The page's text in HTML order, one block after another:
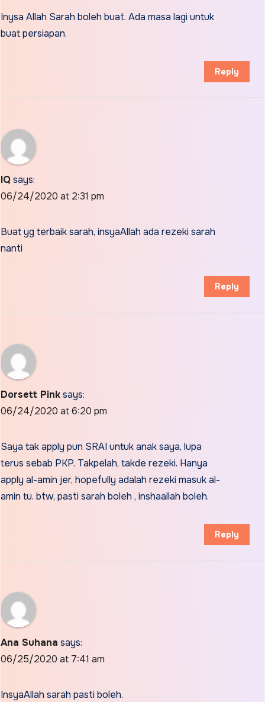
Inysa Allah Sarah boleh buat. Ada masa lagi untuk
buat persiapan.
Reply
IQsays:
06/24/2020 at 2:31 pm
Buat yg terbaik sarah, insyaAllah ada rezeki sarah
nanti
Reply
Dorsett Pinksays:
06/24/2020 at 6:20 pm
Saya tak apply pun SRAI untuk anak saya, lupa
terus sebab PKP. Takpelah, takde rezeki. Hanya
apply al-amin jer, hopefully adalah rezeki masuk al-
amin tu. btw, pasti sarah boleh , inshaallah boleh.
Reply
Ana Suhana says:
06/25/2020 at 7:41 am
InsyaAllah sarah pasti boleh.